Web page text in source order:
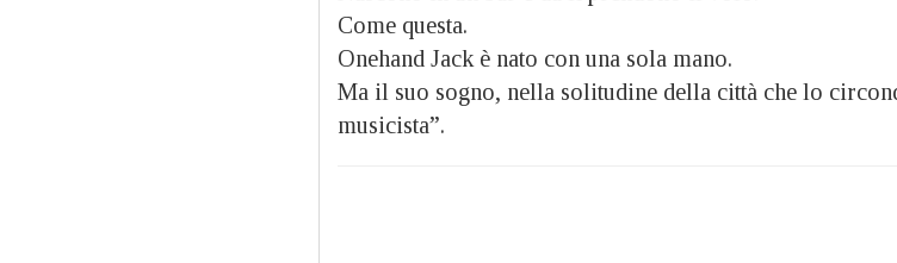
Come questa.
Onehand Jack è nato con una sola mano.
Ma il suo sogno, nella solitudine della città che lo
musicista”.